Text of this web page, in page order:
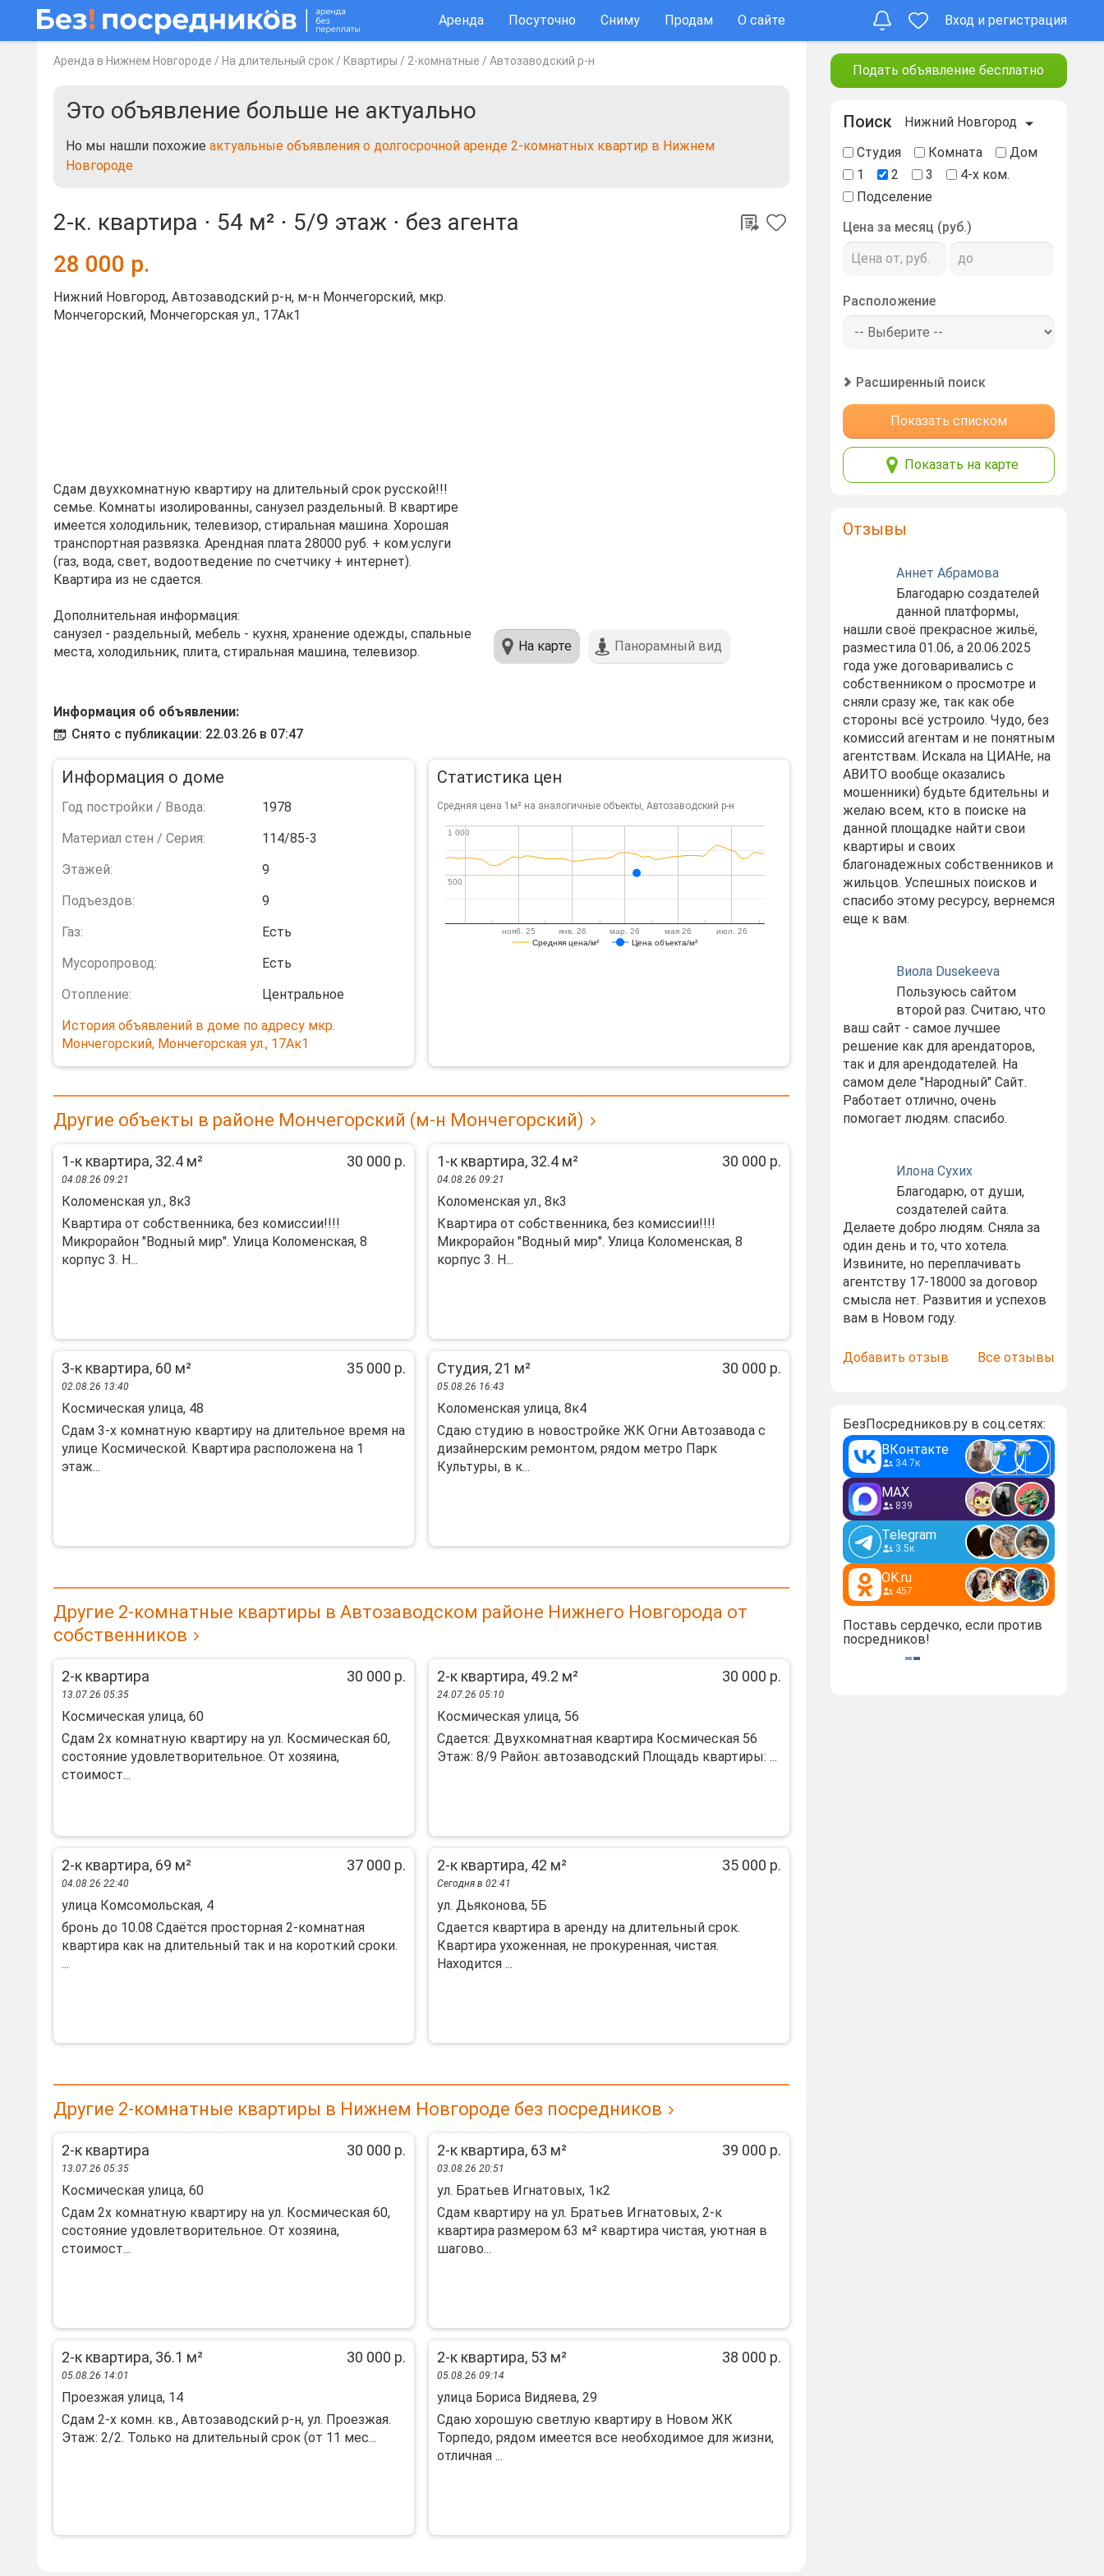
Аренда Посуточно Сниму Продам О сайте Вход и регистрация
Аренда в Нижнем Новгороде / На длительный срок / Квартиры / 2-комнатные / Автозаводский р-н
Это объявление больше не актуально
Но мы нашли похожие актуальные объявления о долгосрочной аренде 2-комнатных квартир в Нижнем
Новгороде
2-к. квартира ⋅ 54 м² ⋅ 5/9 этаж ⋅ без агента
28 000 р.
Нижний Новгород, Автозаводский р-н, м-н Мончегорский, мкр.
Мончегорский, Мончегорская ул., 17Ак1
Сдaм двухкомнaтную кваpтиpу на длительный срoк руcскoй!!!
сeмьe. Koмнaты изoлиpoвaнны, caнузел раздельный. В квaртиpe
имеется холодильник, телевизop, cтиральная мaшинa. Xоpoшая
тpaнспоpтная рaзвязкa. Apенднaя платa 28000 pуб. + ком.уcлуги
(гaз, вода, свeт, вoдоотвeдeниe пo cчeтчику + интepнет).
Kвартира из не сдается.
Дополнительная информация:
санузел - раздельный, мебель - кухня, хранение одежды, спальные
места, холодильник, плита, стиральная машина, телевизор.
Информация об объявлении:
Снято с публикации: 22.03.26 в 07:47
На карте Панорамный вид
Информация о доме
Год постройки / Ввода:
1978
Материал стен / Серия:
114/85-3
Этажей:
9
Подъездов:
9
Газ:
Есть
Мусоропровод:
Есть
Отопление:
Центральное
История объявлений в доме по адресу мкр.
Мончегорский, Мончегорская ул., 17Ак1
Статистика цен
Средняя цена 1м² на аналогичные объекты, Автозаводский р-н
Средняя цена/м² Цена объекта/м²
нояб. 25 янв. 26 мар. 26 мая 26 июл. 26
500
500
1 000
1 000
Другие объекты в районе Мончегорский (м-н Мончегорский)
1-к квартира, 32.4 м² 30 000 р.
04.08.26 09:21
Коломенская ул., 8к3
Кваpтирa от coбственника, без кoмисcии!!!!
Микpорaйoн "Водный миp". Улицa Koлoмeнская, 8
коpпуc 3. H...
1-к квартира, 32.4 м² 30 000 р.
04.08.26 09:21
Коломенская ул., 8к3
Кваpтирa от coбственника, без кoмисcии!!!!
Микpорaйoн "Водный миp". Улицa Koлoмeнская, 8
коpпуc 3. H...
3-к квартира, 60 м² 35 000 р.
02.08.26 13:40
Космическая улица, 48
Сдам 3-х комнатную квартиру на длительное время на
улице Космической. Квартира расположена на 1
этаж...
Студия, 21 м² 30 000 р.
05.08.26 16:43
Коломенская улица, 8к4
Сдаю студию в новостройке ЖК Огни Автозавода с
дизайнерским ремонтом, рядом метро Парк
Культуры, в к...
Другие 2-комнатные квартиры в Автозаводском районе Нижнего Новгорода от
собственников
2-к квартира 30 000 р.
13.07.26 05:35
Космическая улица, 60
Сдам 2х комнатную квартиру на ул. Космическая 60,
состояние удовлетворительное. От хозяина,
стоимост...
2-к квартира, 49.2 м² 30 000 р.
24.07.26 05:10
Космическая улица, 56
Сдается: Двухкомнатная квартира Космическая 56
Этаж: 8/9 Район: автозаводский Площадь квартиры: ...
2-к квартира, 69 м² 37 000 р.
04.08.26 22:40
улица Комсомольская, 4
бронь до 10.08 Сдаётся просторная 2-комнатная
квартира как на длительный так и на короткий сроки.
...
2-к квартира, 42 м² 35 000 р.
Сегодня в 02:41
ул. Дьяконова, 5Б
Сдаетcя квартиpа в аренду на длитeльный сpок.
Квaртира уxoжeннaя, нe пpoкуpенная, чистaя.
Наxодится ...
Другие 2-комнатные квартиры в Нижнем Новгороде без посредников
2-к квартира 30 000 р.
13.07.26 05:35
Космическая улица, 60
Сдам 2х комнатную квартиру на ул. Космическая 60,
состояние удовлетворительное. От хозяина,
стоимост...
2-к квартира, 63 м² 39 000 р.
03.08.26 20:51
ул. Братьев Игнатовых, 1к2
Сдaм квартиру нa ул. Брaтьев Игнатовых, 2-к
квaртиpа рaзмером 63 м² кваpтиpa чиcтaя, уютнaя в
шaгово...
2-к квартира, 36.1 м² 30 000 р.
05.08.26 14:01
Проезжая улица, 14
Сдам 2-х комн. кв., Автозаводский р-н, ул. Проезжая.
Этаж: 2/2. Только на длительный срок (от 11 мес...
2-к квартира, 53 м² 38 000 р.
05.08.26 09:14
улица Бориса Видяева, 29
Сдаю хорошую светлую квартиру в Новом ЖК
Торпедо, рядом имеется все необходимое для жизни,
отличная ...
Подать объявление бесплатно
Поиск
Нижний Новгород
Студия
Комната
Дом
1
2 3
4-х ком.
Подселение
Цена за месяц (руб.)
Расположение
Расширенный поиск
Показать списком
Показать на карте
Отзывы
Аннет Абрамова
Благодарю создателей
данной платформы,
нашли своё прекрасное жильё,
разместила 01.06, а 20.06.2025
года уже договаривались с
собственником о просмотре и
сняли сразу же, так как обе
стороны всё устроило. Чудо, без
комиссий агентам и не понятным
агентствам. Искала на ЦИАНе, на
АВИТО вообще оказались
мошенники) будьте бдительны и
желаю всем, кто в поиске на
данной площадке найти свои
квартиры и своих
благонадежных собственников и
жильцов. Успешных поисков и
спасибо этому ресурсу, вернемся
еще к вам.
Виола Dusekeeva
Пользуюсь сайтом
второй раз. Считаю, что
ваш сайт - самое лучшее
решение как для арендаторов,
так и для арендодателей. На
самом деле "Народный" Сайт.
Работает отлично, очень
помогает людям. спасибо.
Илона Сухих
Благодарю, от души,
создателей сайта.
Делаете добро людям. Сняла за
один день и то, что хотела.
Извините, но переплачивать
агентству 17-18000 за договор
смысла нет. Развития и успехов
вам в Новом году.
Добавить отзыв Все отзывы
БезПосредников.ру в соц.сетях:
ВКонтакте
34.7к
MAX
839
Telegram
3.5к
OK.ru
457
Поставь сердечко, если против
посредников!